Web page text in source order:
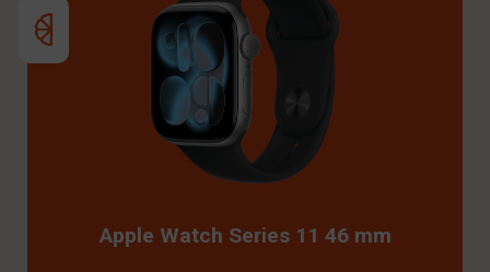
Apple Watch Series 11 46 mm